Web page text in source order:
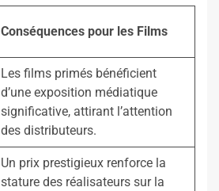
Conséquences pour les Films
Les films primés bénéficient
d’une exposition médiatique
significative, attirant l’attention
des distributeurs.
Un prix prestigieux renforce la
stature des réalisateurs sur la